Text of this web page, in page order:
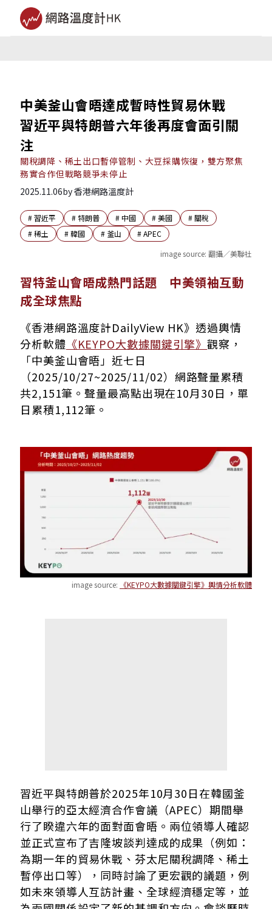
中美釜山會晤達成暫時性貿易休戰
習近平與特朗普六年後再度會面引關
注
關稅調降、稀土出口暫停管制、大豆採購恢復，雙方聚焦
務實合作但戰略競爭未停止
2025.11.06by香港網路溫度計
#習近平 # 特朗普 #中國 #美國 #關稅
#稀土 #韓國 # 釜山 #APEC
image source: 翻攝／美聯社
習特釜山會晤成熱門話題 中美領袖互動成全球焦點
網路討論聚焦於釜山會晤討論話題與延伸影響
「習特會」主要協議內容與未來共識
會談整體氣氛良好但敏感議題仍存分歧
習特釜山會晤成熱門話題 中美領袖互動
成全球焦點
《香港網路溫度計DailyView HK》透過輿情
分析軟體 《KEYPO大數據關鍵引擎》觀察，
「中美釜山會晤」近七日
（2025/10/27~2025/11/02）網路聲量累積
共2,151筆。聲量最高點出現在10月30日，單
日累積1,112筆。
image source: 《KEYPO大數據關鍵引擎》輿情分析軟體
習近平與特朗普於2025年10月30日在韓國釜
山舉行的亞太經濟合作會議（APEC）期間舉
行了睽違六年的面對面會晤。兩位領導人確認
並正式宣布了吉隆坡談判達成的成果（例如：
為期一年的貿易休戰、芬太尼關稅調降、稀土
暫停出口等），同時討論了更宏觀的議題，例
如未來領導人互訪計畫、全球經濟穩定等，並